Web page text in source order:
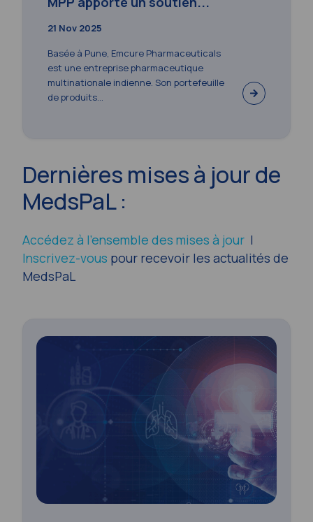
21 Nov 2025
Basée à Pune, Emcure Pharmaceuticals
est une entreprise pharmaceutique
multinationale indienne. Son portefeuille
de produits...
Dernières mises à jour de
MedsPaL :
Accédez à l’ensemble des mises à jour |
Inscrivez-vous pour recevoir les actualités de
MedsPaL